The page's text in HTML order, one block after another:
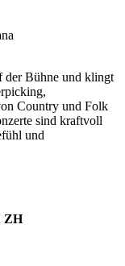
der Bühne und klingt
Country und Folk
sind kraftvoll
und
ZH